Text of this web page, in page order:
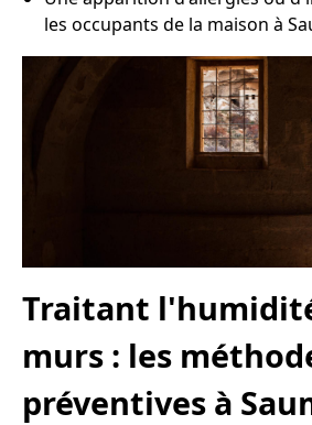
les occupants de la maison à
Traitant
murs : les
préventives à